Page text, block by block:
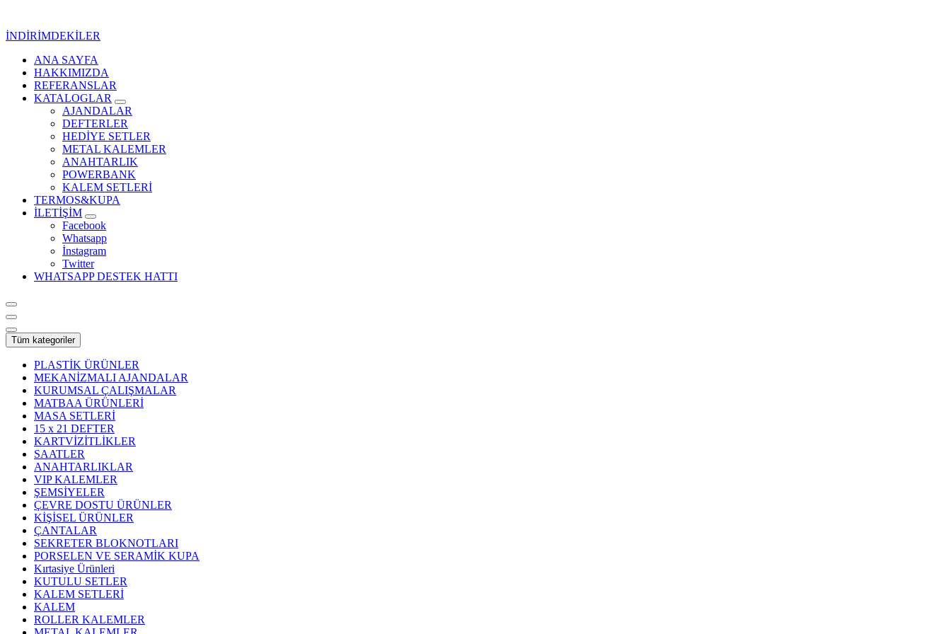
İNDİRİMDEKİLER
Kurumsal Promosyon-Hediyelik
ANA SAYFA
HAKKIMIZDA
REFERANSLAR
KATALOGLAR
AJANDALAR
DEFTERLER
HEDİYE SETLER
METAL KALEMLER
ANAHTARLIK
POWERBANK
KALEM SETLERİ
TERMOS&KUPA
İLETİŞİM
Facebook
Whatsapp
İnstagram
Twitter
WHATSAPP DESTEK HATTI
Tüm kategoriler
PLASTİK ÜRÜNLER
MEKANİZMALI AJANDALAR
KURUMSAL ÇALIŞMALAR
MATBAA ÜRÜNLERİ
MASA SETLERİ
15 x 21 DEFTER
KARTVİZİTLİKLER
SAATLER
ANAHTARLIKLAR
VIP KALEMLER
ŞEMSİYELER
ÇEVRE DOSTU ÜRÜNLER
KİŞİSEL ÜRÜNLER
ÇANTALAR
SEKRETER BLOKNOTLARI
PORSELEN VE SERAMİK KUPA
Kırtasiye Ürünleri
KUTULU SETLER
KALEM SETLERİ
KALEM
ROLLER KALEMLER